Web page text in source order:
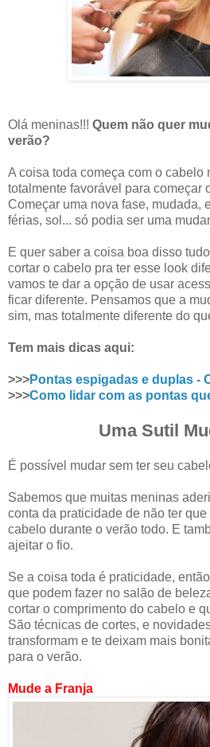
Olá meninas!!! Quem não quer
verão?
A coisa toda começa com o cabelo
totalmente favorável para começar
Começar uma nova fase, mudada,
férias, sol... só podia ser uma
E quer saber a coisa boa disso
cortar o cabelo pra ter esse look
vamos te dar a opção de usar
ficar diferente. Pensamos que a
sim, mas totalmente diferente do
Tem mais dicas aqui:
>>>Pontas espigadas e duplas -
>>>Como lidar com as pontas
Uma Sutil
É possível mudar sem ter seu
Sabemos que muitas meninas
conta da praticidade de não ter
cabelo durante o verão todo. E
ajeitar o fio.
Se a coisa toda é praticidade,
que podem fazer no salão de
cortar o comprimento do cabelo e
São técnicas de cortes, e
transformam e te deixam mais
para o verão.
Mude a Franja